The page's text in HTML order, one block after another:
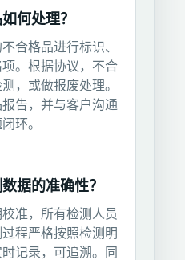
何处理？
合格品进行标识、
。根据协议，不合
，或做报废处理。
告，并与客户沟通
环。
据的准确性？
准，所有检测人员
程严格按照检测明
记录，可追溯。同